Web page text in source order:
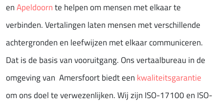
enApeldoornte helpen om mensen met elkaar te
verbinden. Vertalingen laten mensen met verschillende
achtergronden en leefwijzen met elkaar communiceren.
Dat is de basis van vooruitgang. Ons vertaalbureau in de
omgeving van‚ Amersfoort biedt een kwaliteitsgarantie
om ons doel te verwezenlijken. Wij zijn ISO-17100 en ISO-